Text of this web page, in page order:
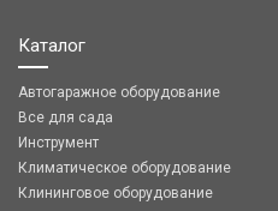
Каталог
Автогаражное оборудование
Все для сада
Инструмент
Климатическое оборудование
Клининговое оборудование